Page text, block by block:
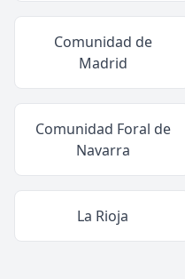
Comunidad de
Madrid
Comunidad Foral de
Navarra
La Rioja